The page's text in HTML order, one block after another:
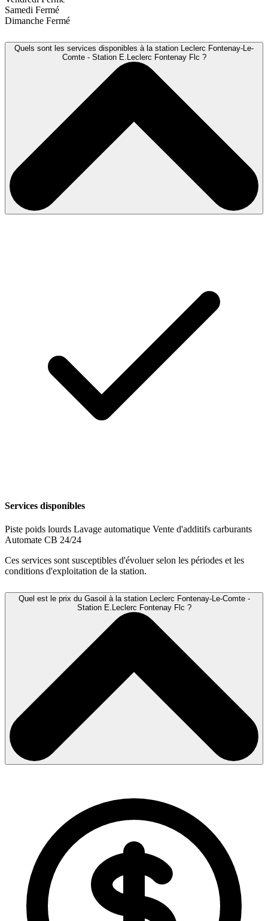
Samedi Fermé
Dimanche Fermé
Quels sont les services disponibles à la station Leclerc Fontenay-Le-
Comte - Station E.Leclerc Fontenay Flc ?
Services disponibles
Piste poids lourds Lavage automatique Vente d'additifs carburants
Automate CB 24/24
Ces services sont susceptibles d'évoluer selon les périodes et les
conditions d'exploitation de la station.
Quel est le prix du Gasoil à la station Leclerc Fontenay-Le-Comte -
Station E.Leclerc Fontenay Flc ?